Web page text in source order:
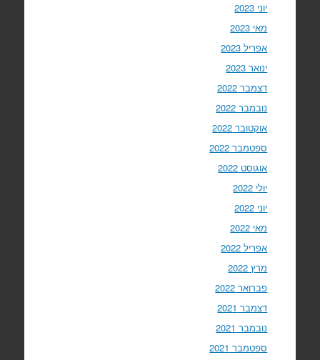
יוני 2023
מאי 2023
אפריל 2023
ינואר 2023
דצמבר 2022
נובמבר 2022
אוקטובר 2022
ספטמבר 2022
אוגוסט 2022
יולי 2022
יוני 2022
מאי 2022
אפריל 2022
מרץ 2022
פברואר 2022
דצמבר 2021
נובמבר 2021
ספטמבר 2021